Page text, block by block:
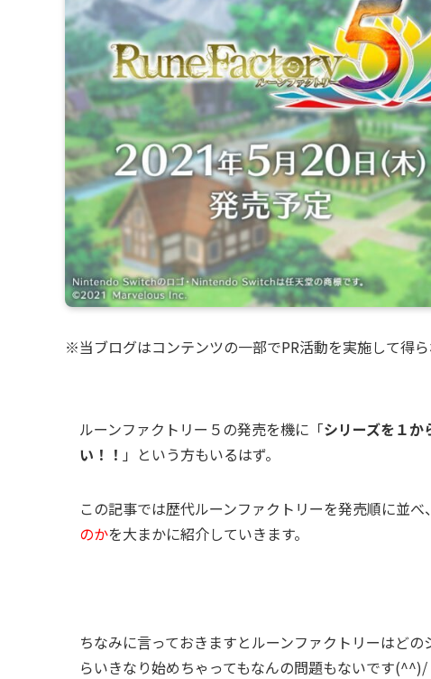
※当ブログはコンテンツの一部でPR活動を実施して得ら
ルーンファクトリー５の発売を機に「シリーズを１か
い！！ 」という方もいるはず。
この記事では歴代ルーンファクトリーを発売順に並べ、
のかを大まかに紹介していきます。
ちなみに言っておきますとルーンファクトリーはど
らいきなり始めちゃってもなんの問題もないです(^^)/